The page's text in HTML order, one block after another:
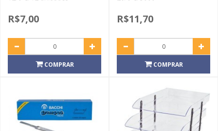
R$7,00
COMPRAR
R$11,70
COMPRAR